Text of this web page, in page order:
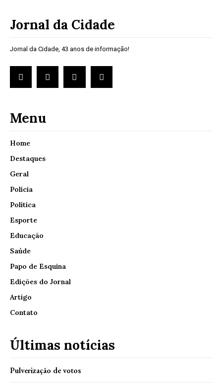
Jornal da Cidade
Jornal da Cidade, 43 anos de informação!
Menu
Home
Destaques
Geral
Polícia
Política
Esporte
Educação
Saúde
Papo de Esquina
Edições do Jornal
Artigo
Contato
Últimas notícias
Pulverização de votos